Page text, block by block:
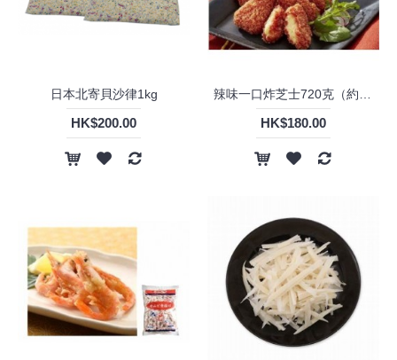
日本北寄貝沙律1kg
HK$200.00
辣味一口炸芝士720克（約48粒）
HK$180.00